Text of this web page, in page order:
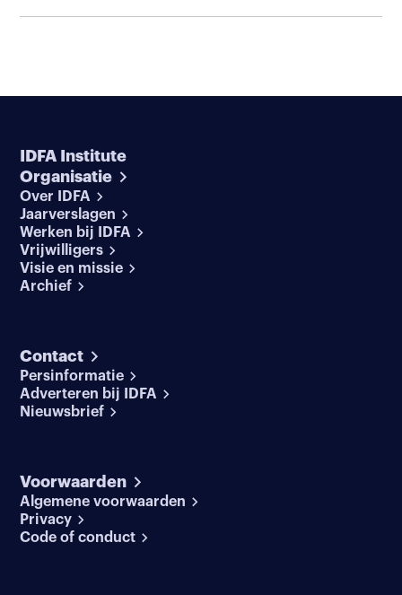
IDFA Institute
Organisatie
Over IDFA
Jaarverslagen
Werken bij IDFA
Vrijwilligers
Visie en missie
Archief
Contact
Persinformatie
Adverteren bij IDFA
Nieuwsbrief
Voorwaarden
Algemene voorwaarden
Privacy
Code of conduct